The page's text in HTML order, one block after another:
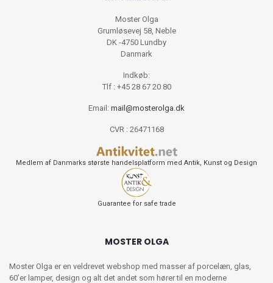
Moster Olga
Grumløsevej 58, Neble
DK -4750 Lundby
Danmark
Indkøb:
Tlf : +45 28 67 20 80
Email: mail@mosterolga.dk
CVR : 26471168
Medlem af Danmarks største handelsplatform med Antik, Kunst og Design
Guarantee for safe trade
MOSTER OLGA
Moster Olga er en veldrevet webshop med masser af porcelæn, glas,
60’er lamper, design og alt det andet som hører til en moderne